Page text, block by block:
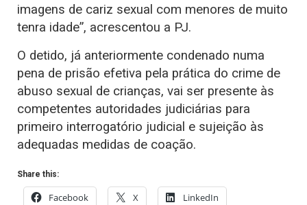
imagens de cariz sexual com menores de muito
tenra idade”, acrescentou a PJ.
O detido, já anteriormente condenado numa
pena de prisão efetiva pela prática do crime de
abuso sexual de crianças, vai ser presente às
competentes autoridades judiciárias para
primeiro interrogatório judicial e sujeição às
adequadas medidas de coação.
Share this:
Facebook X LinkedIn